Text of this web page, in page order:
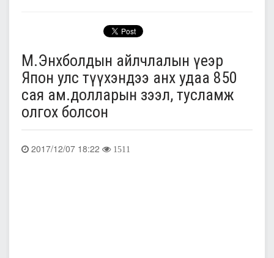
М.Энхболдын айлчлалын үеэр
Япон улс түүхэндээ анх удаа 850
сая ам.долларын зээл, тусламж
олгох болсон
2017/12/07 18:22 1511